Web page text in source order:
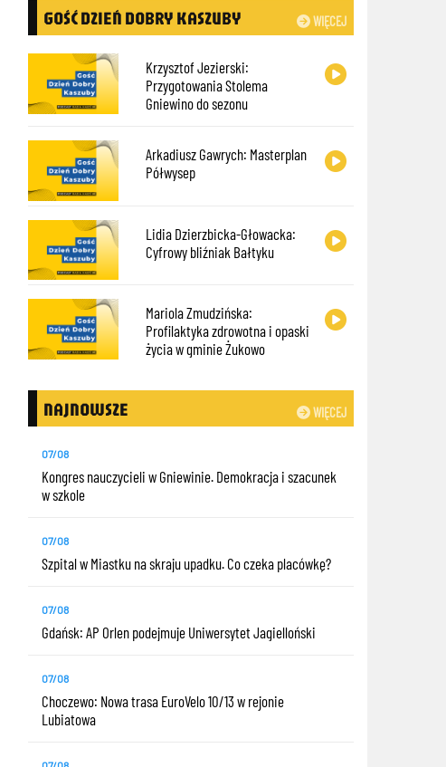
WIĘCEJ
GOŚĆ DZIEŃ DOBRY KASZUBY
Krzysztof Jezierski:
Przygotowania Stolema
Gniewino do sezonu
Arkadiusz Gawrych: Masterplan
Półwysep
Lidia Dzierzbicka-Głowacka:
Cyfrowy bliźniak Bałtyku
Mariola Zmudzińska:
Profilaktyka zdrowotna i opaski
życia w gminie Żukowo
WIĘCEJ
NAJNOWSZE
07/08
Kongres nauczycieli w Gniewinie. Demokracja i szacunek
w szkole
07/08
Szpital w Miastku na skraju upadku. Co czeka placówkę?
07/08
Gdańsk: AP Orlen podejmuje Uniwersytet Jagielloński
07/08
Choczewo: Nowa trasa EuroVelo 10/13 w rejonie
Lubiatowa